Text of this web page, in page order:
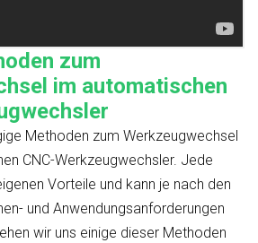
zum
im automatischen
Methoden zum Werkzeugwechsel
CNC-Werkzeugwechsler. Jede
Vorteile und kann je nach den
und Anwendungsanforderungen
wir uns einige dieser Methoden